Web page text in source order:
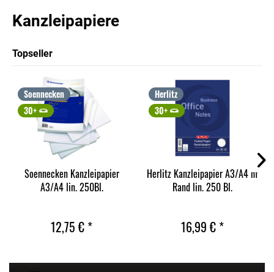
Kanzleipapiere
Topseller
Soennecken
30+
Soennecken Kanzleipapier
A3/A4 lin. 250Bl.
12,75 € *
Herlitz
30+
Herlitz Kanzleipapier A3/A4 hf
Rand lin. 250 Bl.
16,99 € *